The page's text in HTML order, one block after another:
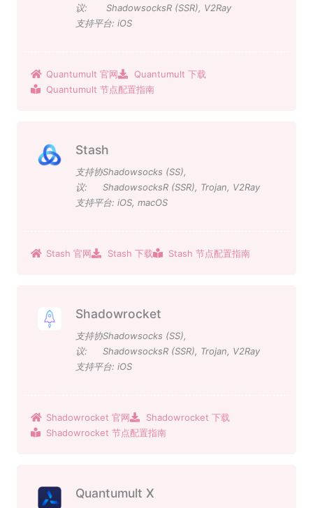
议:
ShadowsocksR (SSR), V2Ray
支持平台: iOS
Quantumult 官网
Quantumult 下载
Quantumult 节点配置指南
Stash
支持协
议:
Shadowsocks (SS),
ShadowsocksR (SSR), Trojan, V2Ray
支持平台: iOS, macOS
Stash 官网 Stash 下载 Stash 节点配置指南
Shadowrocket
支持协
议:
Shadowsocks (SS),
ShadowsocksR (SSR), Trojan, V2Ray
支持平台: iOS
Shadowrocket 官网
Shadowrocket 下载
Shadowrocket 节点配置指南
Quantumult X